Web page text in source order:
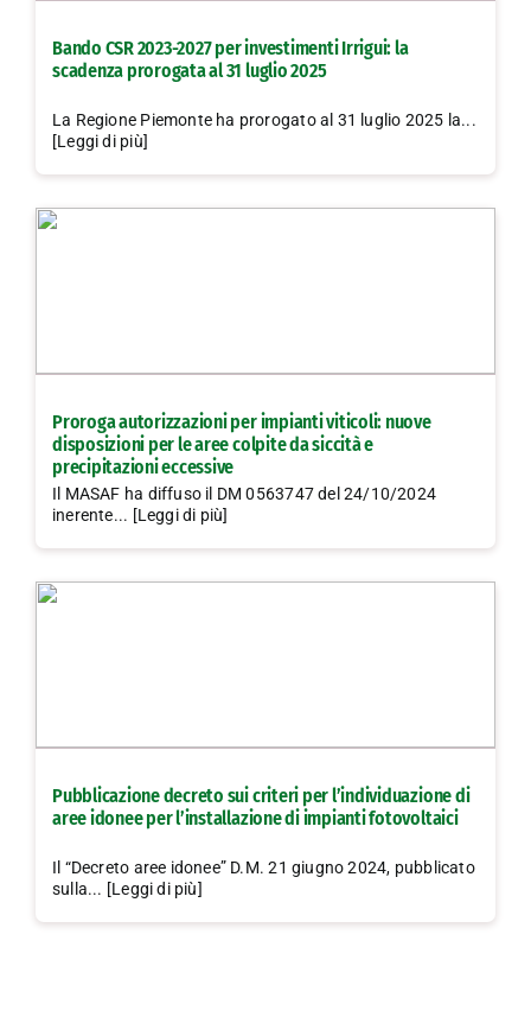
Bando CSR 2023-2027 per investimenti Irrigui: la
scadenza prorogata al 31 luglio 2025
La Regione Piemonte ha prorogato al 31 luglio 2025 la...
[Leggi di più]
Proroga autorizzazioni per impianti viticoli: nuove
disposizioni per le aree colpite da siccità e
precipitazioni eccessive
Il MASAF ha diffuso il DM 0563747 del 24/10/2024
inerente... [Leggi di più]
Pubblicazione decreto sui criteri per l’individuazione di
aree idonee per l’installazione di impianti fotovoltaici
Il “Decreto aree idonee” D.M. 21 giugno 2024, pubblicato
sulla... [Leggi di più]